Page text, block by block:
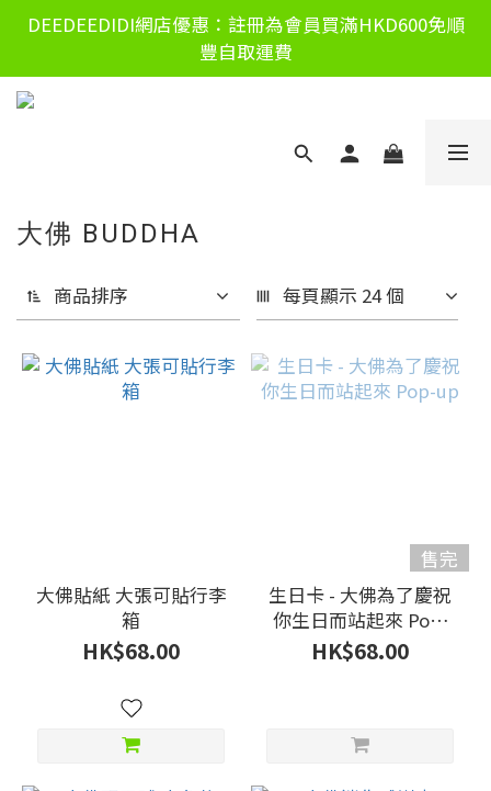
DEEDEEDIDI網店優惠：註冊為會員買滿HKD600免順
豐自取運費
大佛 BUDDHA
商品排序 每頁顯示 24 個
大佛貼紙 大張可貼行李
箱
HK$68.00
售完
生日卡 - 大佛為了慶祝
你生日而站起來 Pop-
up
HK$68.00